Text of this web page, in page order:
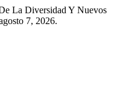
La Diversidad Y Nuevos
7, 2026.